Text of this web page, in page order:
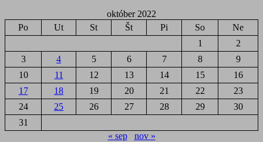
október 2022
Po
Ut St Št Pi So
Ne
1
2
3
4 5 6 7 8
9
10
11 12 13 14 15
16
17
18 19 20 21 22
23
24
25 26 27 28 29
30
31
« sep
nov »